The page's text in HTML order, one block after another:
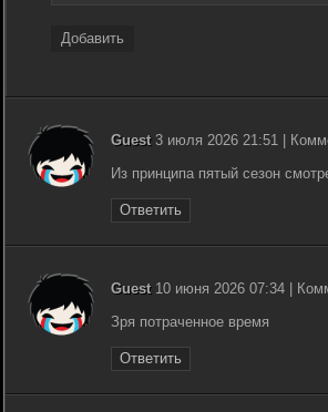
Добавить
Guest3 июля 2026 21:51 |
Из принципа пятый сезон
Ответить
Guest10 июня 2026 07:34 |
Зря потраченное время
Ответить